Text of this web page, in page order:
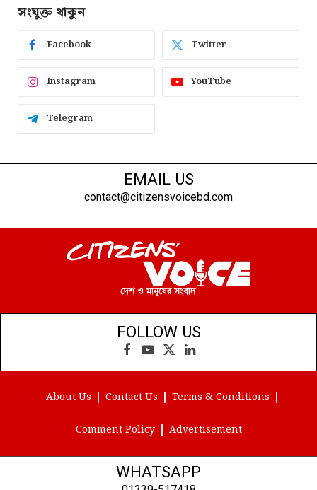
সংযুক্ত থাকুন
Facebook Twitter
Instagram YouTube
Telegram
EMAIL US
contact@citizensvoicebd.com
FOLLOW US
Facebook
YouTube
X
(Twitter)
LinkedIn
About Us Contact Us Terms & Conditions
Comment Policy Advertisement
WHATSAPP